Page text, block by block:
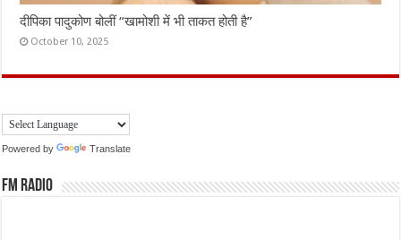
दीपिका पादुकोण बोलीं “खामोशी में भी ताकत होती है”
October 10, 2025
Powered by Translate
FM Radio